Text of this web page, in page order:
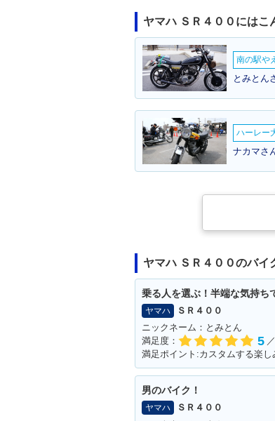
2016年 SR400 60th An
niversary・特別・限定
仕様
チェ
niversary Limited Editi
on・特別・限定仕様
ーチ
ヤマハ ＳＲ４００にはこ
南の駅や
とみとん
ハーレー
ナカマさ
ヤマハ ＳＲ４００のバイ
乗る人を選ぶ！半端な気持ち
ヤマハ
ＳＲ４００
ニックネーム：とみとん
満足度：
5
男のバイク！
ヤマハ
ＳＲ４００